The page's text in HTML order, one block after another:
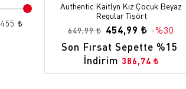
455 ₺
Authentic Kaitlyn Kız Çocuk Beyaz
Regular Tişört
649,99 ₺ 454,99 ₺ -%30
Son Fırsat Sepette %15
İndirim 386,74 ₺